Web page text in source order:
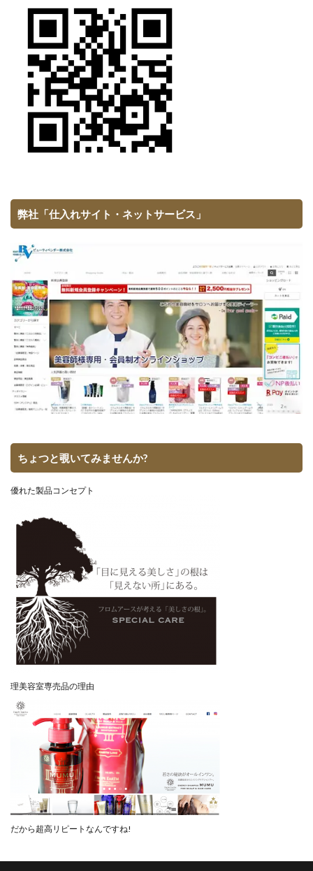
弊社「仕入れサイト・ネットサービス」
ちょつと覗いてみませんか?
優れた製品コンセプト
理美容室専売品の理由
だから超高リピートなんですね!